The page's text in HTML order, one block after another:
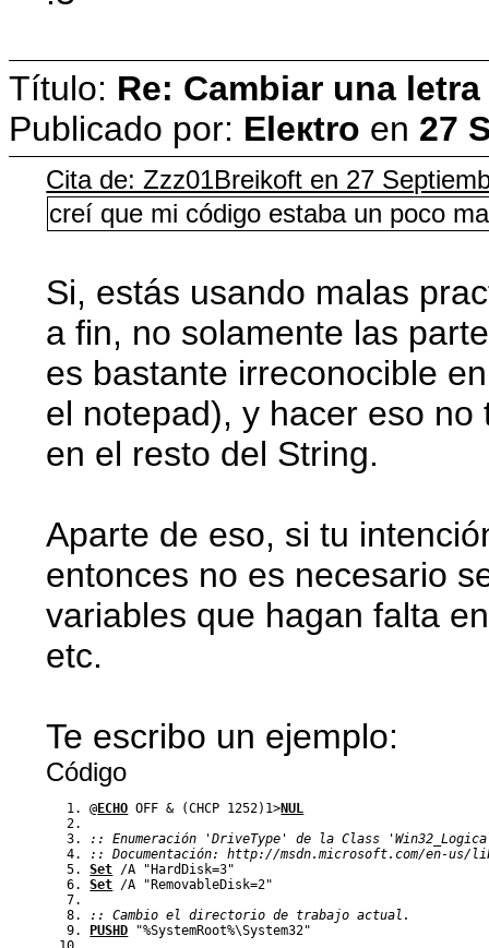
Título: Re: Cambiar una
Publicado por: Eleкtro en 27
Cita de: Zzz01Breikoft en 27
creí que mi código estaba un poco
Si, estás usando malas
a fin, no solamente las
es bastante irreconocible
el notepad), y hacer eso
en el resto del String.
Aparte de eso, si tu
entonces no es necesario
variables que hagan falta
etc.
Te escribo un ejemplo:
Código
@ECHO OFF & (CHCP 1252) 1>NUL
:: Enumeración 'DriveType' de la Class
:: Documentación: http://msdn.microsoft.com/en-us/
Set /A "HardDisk=3"
Set /A "RemovableDisk=2"
:: Cambio el directorio de trabajo actual.
PUSHD "%SystemRoot%\System32"